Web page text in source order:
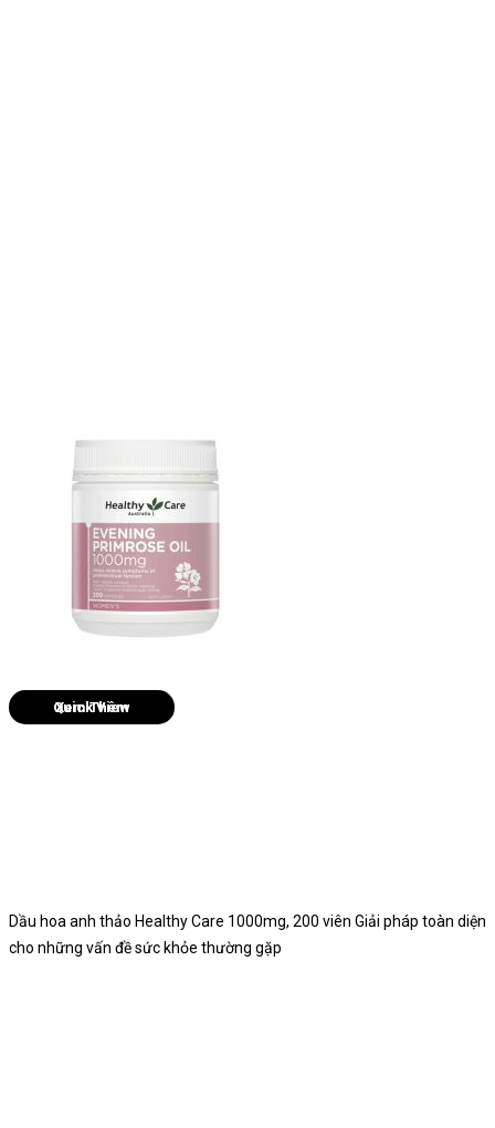
Quick View
Dầu hoa anh thảo Healthy Care 1000mg, 200 viên Giải pháp toàn diện
cho những vấn đề sức khỏe thường gặp